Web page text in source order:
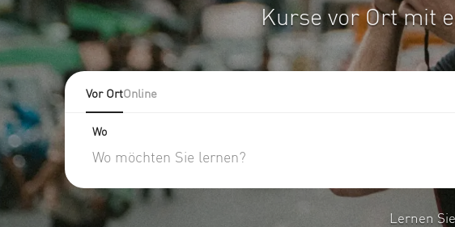
Kurse vor Ort mit
Vor OrtOnline
Wo
Lernen